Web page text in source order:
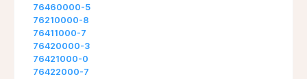
76460000-5
76210000-8
76411000-7
76420000-3
76421000-0
76422000-7